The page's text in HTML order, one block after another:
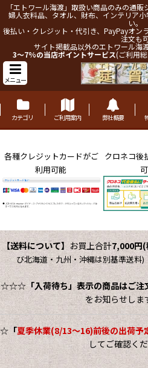
「エトワール海渡」取扱い商品のみの通販
婦人衣料品、タオル、財布、インテリア
い。
後払い・クレジット・代引き、PayPayオン
注文も
サイト掲載品以外のエトワール海
3～7%の当店ポイントサービス(ご利用
メニュー
カテゴリ ご利用案内 弊社概要
各種クレジットカードがご
利用可能
クロネコ後
【送料について】 お買上合計7,000円(
び北海道・九州・沖縄は別基準送料)
☆☆☆「入荷待ち」表示の商品はご注
をお知らせし
☆ 「夏季休業(8/13～16)前後の出荷予
してご確認く